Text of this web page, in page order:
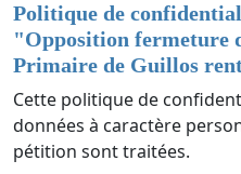
Politique de
"Opposition fermeture
Primaire de Guillos
Cette politique de
données à caractère
pétition sont traitées.